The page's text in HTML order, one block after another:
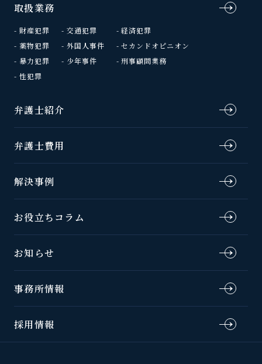
取扱業務
財産犯罪
薬物犯罪
暴力犯罪
性犯罪
交通犯罪
外国人事件
少年事件
経済犯罪
セカンドオピニオン
刑事顧問業務
弁護士紹介
弁護士費用
解決事例
お役立ちコラム
お知らせ
事務所情報
採用情報